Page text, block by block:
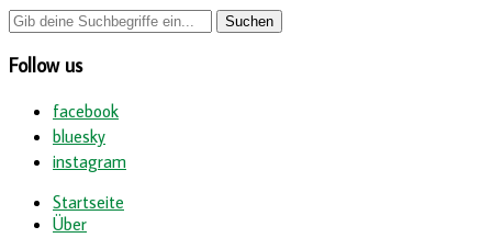
Follow us
facebook
bluesky
instagram
Startseite
Über